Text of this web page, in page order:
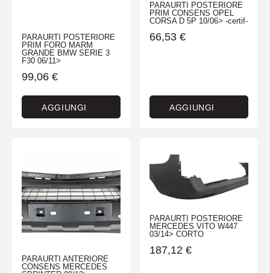
PARAURTI POSTERIORE
PRIM FORO MARM
GRANDE BMW SERIE 3
F30 06/11>
99,06 €
AGGIUNGI
PARAURTI POSTERIORE
PRIM CONSENS OPEL
CORSA D 5P 10/06> -certif-
66,53 €
AGGIUNGI
PARAURTI ANTERIORE
CONSENS MERCEDES
PARAURTI POSTERIORE
MERCEDES VITO W447
03/14> CORTO
187,12 €